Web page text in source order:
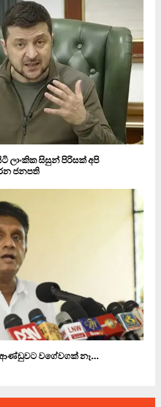
ලාංකික සිසුන් පිරිසක් අපි
ජනපති
වගේවගක් නෑ…